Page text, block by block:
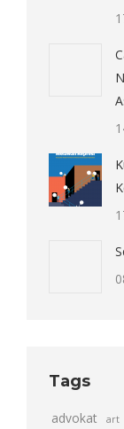
Tags
advokat art